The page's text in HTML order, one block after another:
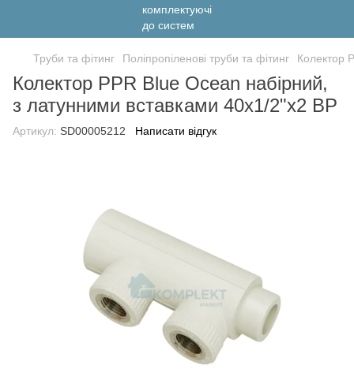
Труби та фітинг Поліпропіленові труби та фітинг Колектор
Колектор PPR Blue Ocean набірний,
з латунними вставками 40х1/2"х2 ВР
Артикул: SD00005212 Написати відгук